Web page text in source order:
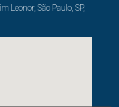
Leonor, São Paulo, SP,